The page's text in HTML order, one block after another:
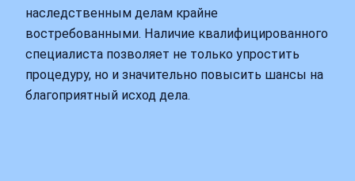
наследственным делам крайне
востребованными. Наличие квалифицированного
специалиста позволяет не только упростить
процедуру, но и значительно повысить шансы на
благоприятный исход дела.